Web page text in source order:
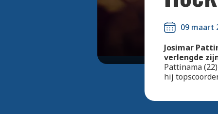
09 maart
Josimar
verlengde
Pattinama
hij